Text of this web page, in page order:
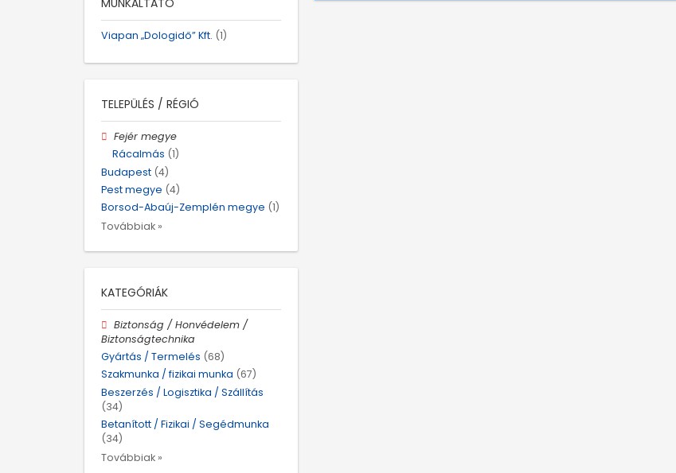
Viapan „Dologidő” Kft. (1)
TELEPÜLÉS / RÉGIÓ
Fejér megye
Rácalmás (1)
Budapest (4)
Pest megye (4)
Borsod-Abaúj-Zemplén megye (1)
Továbbiak »
KATEGÓRIÁK
Biztonság / Honvédelem /
Biztonságtechnika
Gyártás / Termelés (68)
Szakmunka / fizikai munka (67)
Beszerzés / Logisztika / Szállítás
(34)
Betanított / Fizikai / Segédmunka
(34)
Továbbiak »